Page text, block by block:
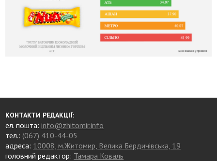
КОНТАКТИ РЕДАКЦІЇ:
ел. пошта:info@zhitomir.info
тел.: (067) 410-44-05
адреса: 10008, м.Житомир, Велика Бердичівська, 19
головний редактор: Тамара Коваль